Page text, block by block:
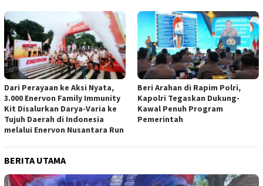
Dari Perayaan ke Aksi Nyata,
3.000 Enervon Family Immunity
Kit Disalurkan Darya-Varia ke
Tujuh Daerah di Indonesia
melalui Enervon Nusantara Run
Beri Arahan di Rapim Polri,
Kapolri Tegaskan Dukung-
Kawal Penuh Program
Pemerintah
BERITA UTAMA